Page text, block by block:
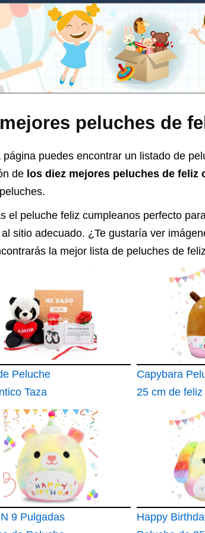
peluches de
página puedes encontrar un listado de
de los diez mejores peluches de feliz
el peluche feliz cumpleanos perfecto
al sitio adecuado. ¿Te gustaría ver
la mejor lista de peluches de
Peluche
Taza
y más
Capybara
25 cm de feliz
cumpleaños
9 Pulgadas
Happy